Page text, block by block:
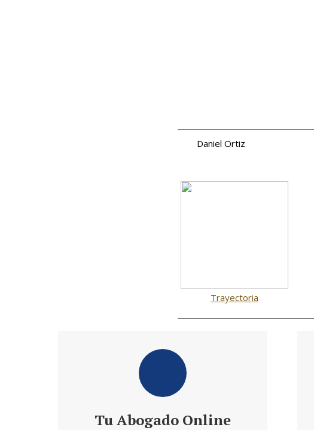
Daniel Ortiz
Trayectoria
Tu Abogado Online